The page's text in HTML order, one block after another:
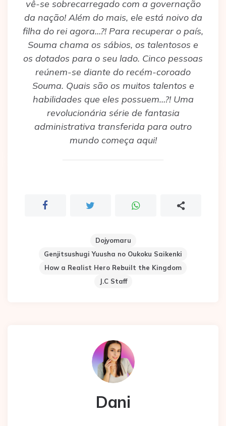
vê-se sobrecarregado com a governação
da nação! Além do mais, ele está noivo da
filha do rei agora…?! Para recuperar o país,
Souma chama os sábios, os talentosos e
os dotados para o seu lado. Cinco pessoas
reúnem-se diante do recém-coroado
Souma. Quais são os muitos talentos e
habilidades que eles possuem…?! Uma
revolucionária série de fantasia
administrativa transferida para outro
mundo começa aqui!
Dojyomaru
Genjitsushugi Yuusha no Oukoku Saikenki
How a Realist Hero Rebuilt the Kingdom
J.C Staff
Dani